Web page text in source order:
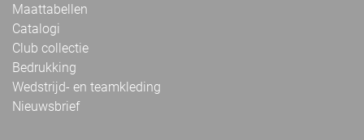
Maattabellen
Catalogi
Club collectie
Bedrukking
Wedstrijd- en teamkleding
Nieuwsbrief